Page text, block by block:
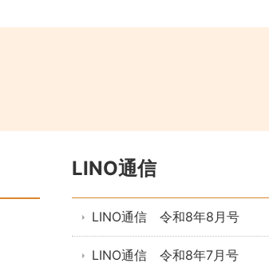
LINO通信
LINO通信 令和8年8月号
LINO通信 令和8年7月号